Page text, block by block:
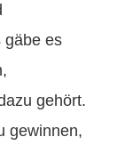
gäbe es
gehört.
gewinnen,